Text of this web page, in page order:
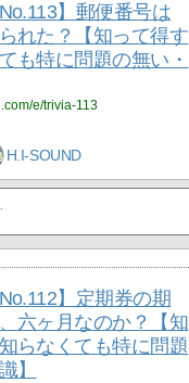
】郵便番号は
れた？【知って得す
も特に問題の無い・
e/trivia-113
H.I-SOUND
】定期券の期
六ヶ月なのか？【知
らなくても特に問題
】